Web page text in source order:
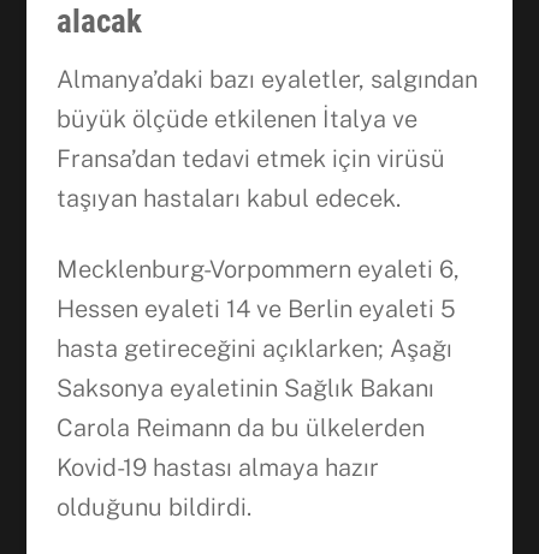
alacak
Almanya’daki bazı eyaletler, salgından
büyük ölçüde etkilenen İtalya ve
Fransa’dan tedavi etmek için virüsü
taşıyan hastaları kabul edecek.
Mecklenburg-Vorpommern eyaleti 6,
Hessen eyaleti 14 ve Berlin eyaleti 5
hasta getireceğini açıklarken; Aşağı
Saksonya eyaletinin Sağlık Bakanı
Carola Reimann da bu ülkelerden
Kovid-19 hastası almaya hazır
olduğunu bildirdi.